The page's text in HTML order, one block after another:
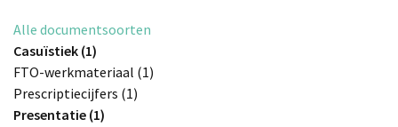
Alle documentsoorten
Casuïstiek (1)
FTO-werkmateriaal (1)
Prescriptiecijfers (1)
Presentatie (1)